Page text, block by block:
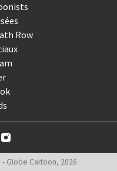
Row
Globe Cartoon, 2026